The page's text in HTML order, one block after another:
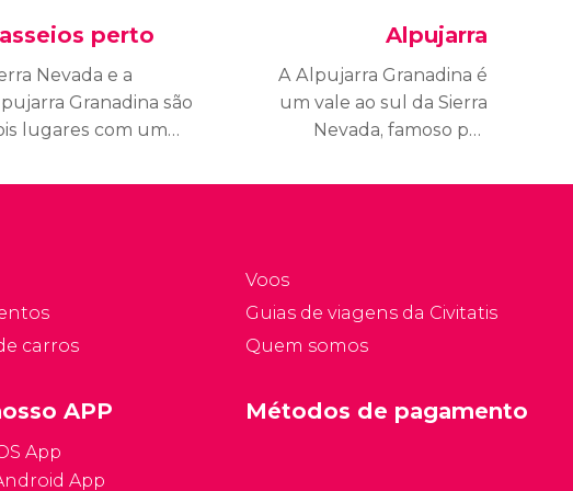
perto
Nevada e a
Granadina são
lugares com um
a pouquíssimos
a excepcional
destes dois
Alpujarra
A Alpujarra Granadina é
um vale ao sul da Sierra
Nevada, famoso por
povoados com casas
você precisa saber para
apaixonar-se por esta
carros
Voos
Guias de viagens da Civitatis
Quem somos
APP
App
App
Métodos de pagamento